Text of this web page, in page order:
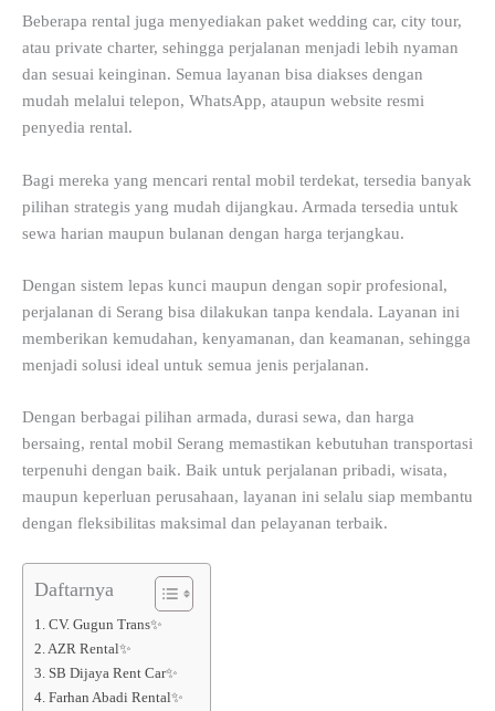
Beberapa rental juga menyediakan paket wedding car, city tour,
atau private charter, sehingga perjalanan menjadi lebih nyaman
dan sesuai keinginan. Semua layanan bisa diakses dengan
mudah melalui telepon, WhatsApp, ataupun website resmi
penyedia rental.
Bagi mereka yang mencari rental mobil terdekat, tersedia banyak
pilihan strategis yang mudah dijangkau. Armada tersedia untuk
sewa harian maupun bulanan dengan harga terjangkau.
Dengan sistem lepas kunci maupun dengan sopir profesional,
perjalanan di Serang bisa dilakukan tanpa kendala. Layanan ini
memberikan kemudahan, kenyamanan, dan keamanan, sehingga
menjadi solusi ideal untuk semua jenis perjalanan.
Dengan berbagai pilihan armada, durasi sewa, dan harga
bersaing, rental mobil Serang memastikan kebutuhan transportasi
terpenuhi dengan baik. Baik untuk perjalanan pribadi, wisata,
maupun keperluan perusahaan, layanan ini selalu siap membantu
dengan fleksibilitas maksimal dan pelayanan terbaik.
Daftarnya
1. CV. Gugun Trans✨
2. AZR Rental✨
3. SB Dijaya Rent Car✨
4. Farhan Abadi Rental✨